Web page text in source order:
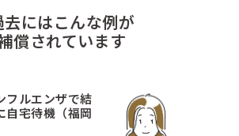
去にはこんな例が
償されています
フルエンザで結
自宅待機（福岡